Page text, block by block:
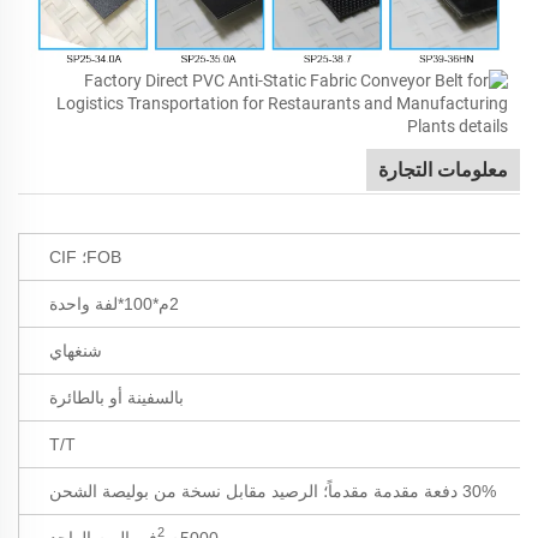
معلومات التجارة
FOB؛ CIF
2م*100*لفة واحدة
شنغهاي
بالسفينة أو بالطائرة
T/T
30% دفعة مقدمة مقدماً؛ الرصيد مقابل نسخة من بوليصة الشحن
2